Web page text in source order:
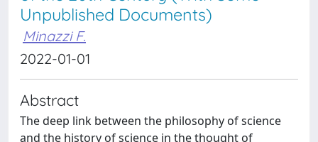
Unpublished Documents)
Minazzi F.
2022-01-01
Abstract
The deep link between the philosophy of science
and the history of science in the thought of